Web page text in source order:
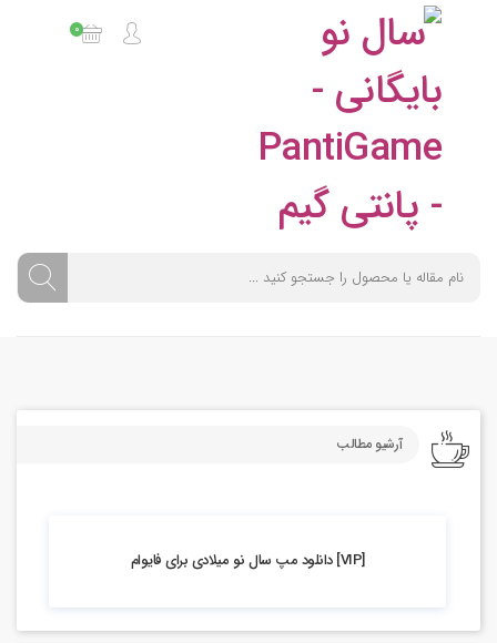
0
آرشیو مطالب
[VIP] دانلود مپ سال نو میلادی برای فایوام